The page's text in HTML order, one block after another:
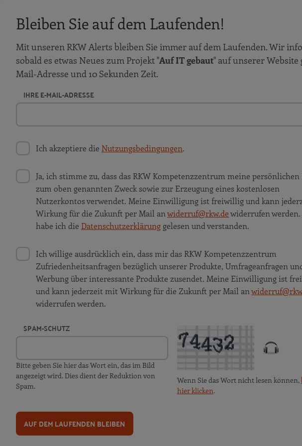
Bleiben Sie auf dem Laufenden!
Mit unseren RKW Alerts bleiben Sie immer auf dem Laufenden. Wir
sobald es etwas Neues zum Projekt "Auf IT gebaut" auf unserer Website
Mail-Adresse und 10 Sekunden Zeit.
IHRE E-MAIL-ADRESSE
Ich akzeptiere die Nutzungsbedingungen.
Ja, ich stimme zu, dass das RKW Kompetenzzentrum meine persönlichen
zum oben genannten Zweck sowie zur Erzeugung eines kostenlosen
Nutzerkontos verwendet. Meine Einwilligung ist freiwillig und kann
Wirkung für die Zukunft per Mail anwiderruf@rkw.dewiderrufen
habe ich die Datenschutzerklärunggelesen und verstanden.
Ich willige ausdrücklich ein, dass mir das RKW Kompetenzzentrum
Zufriedenheitsanfragen bezüglich unserer Produkte, Umfrageanfragen
Werbung über interessante Produkte zusendet. Meine Einwilligung ist
und kann jederzeit mit Wirkung für die Zukunft per Mail an
widerrufen werden.
SPAM-SCHUTZ
Bitte geben Sie hier das Wort ein, das im Bild
angezeigt wird. Dies dient der Reduktion von
Spam.
Wenn Sie das Wort nicht lesen können,
hier klicken.
AUF DEM LAUFENDEN BLEIBEN